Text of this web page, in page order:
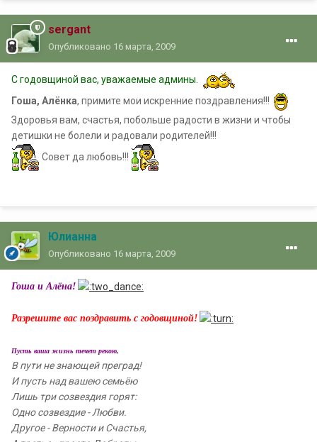
sergant
Опубликовано 16 марта, 2009
С годовщиной вас, уважаемые админы.
Гоша, Алёнка, примите мои искренние поздравления!!!
Здоровья вам, счастья, побольше радости в жизни и чтобы
детишки не болели и радовали родителей!!!
Совет да любовь!!!
Юлианна
Опубликовано 16 марта, 2009
Гоша и Алёна!
Разрешите вас поздравить с годовщиной!
Пусть ваша жизнь течет рекою,
В пути не знающей преград!
И пусть над вашею семьёю
Лишь три созвездия горят:
Одно созвездие - Любви.
Другое - Верности и Счастья,